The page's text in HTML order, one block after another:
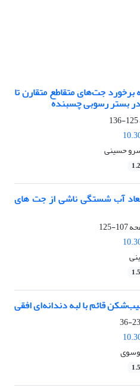
برخورد جت‌های متقاطع متقارن تا
بستر رسوبی چسبنده
125-136
حسینی
آب شستگی ناشی از جت های
107-125
قائم با لبه‌ دندانه‌ای افقی
23-36